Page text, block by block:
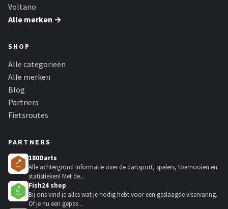
Voltano
Alle merken →
SHOP
Alle categorieën
Alle merken
Blog
Partners
Fietsroutes
PARTNERS
180Darts
Alle achtergrond informatie over de dartsport, spelers, toernooien en
statistieken! Met de...
Fish24 shop
Bij ons vind je alles wat je nodig hebt voor een geslaagde viservaring.
Of je nu een gepas...